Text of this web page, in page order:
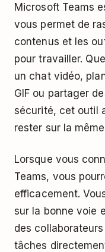
Microsoft Teams
vous permet de
contenus et les
pour travailler.
un chat vidéo,
GIF ou partager
sécurité, cet outil
rester sur la
Lorsque vous
Teams, vous
efficacement.
sur la bonne voie
des
tâches